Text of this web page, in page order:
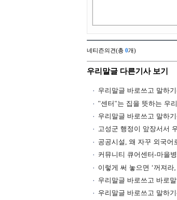
네티즌의견(총 0개)
우리말글 다른기사 보기
우리말글 바로쓰고 말하
"센터"는 집을 뜻하는 우
우리말글 바로쓰고 말하
고성군 행정이 앞장서서
공공시설, 왜 자꾸 외국어
커뮤니티 큐어센터-마을
이렇게 써 놓으면 ‘꺼져라
우리말글 바로쓰고 바로
우리말글 바로쓰고 말하